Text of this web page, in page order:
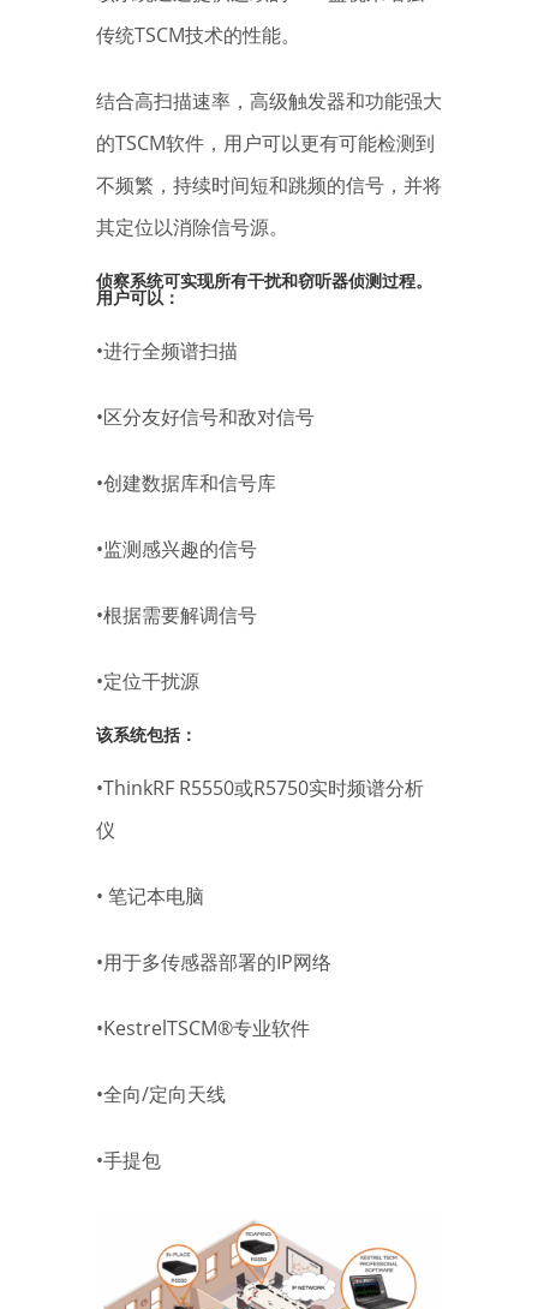
传统TSCM技术的性能。
结合高扫描速率，高级触发器和功能强大
的TSCM软件，用户可以更有可能检测到
不频繁，持续时间短和跳频的信号，并将
其定位以消除信号源。
侦察系统可实现所有干扰和窃听器侦测过程。
用户可以：
•进行全频谱扫描
•区分友好信号和敌对信号
•创建数据库和信号库
•监测感兴趣的信号
•根据需要解调信号
•定位干扰源
该系统包括：
•ThinkRF R5550或R5750实时频谱分析
仪
• 笔记本电脑
•用于多传感器部署的IP网络
•KestrelTSCM®专业软件
•全向/定向天线
•手提包